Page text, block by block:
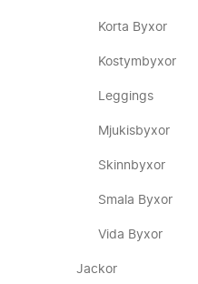
Korta Byxor
Kostymbyxor
Leggings
Mjukisbyxor
Skinnbyxor
Smala Byxor
Vida Byxor
Jackor